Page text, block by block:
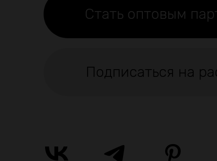
Стать оптовым
Подписаться на